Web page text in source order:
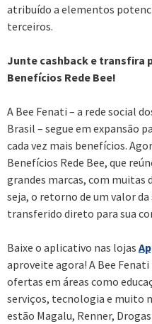
atribuído a elementos
terceiros.
Junte cashback e transfira
Benefícios Rede Bee!
A Bee Fenati – a rede social
Brasil – segue em expansão
cada vez mais benefícios.
Benefícios Rede Bee, que
grandes marcas, com muitas
seja, o retorno de um valor
transferido direto para sua
Baixe o aplicativo nas lojas
aproveite agora! A Bee
ofertas em áreas como
serviços, tecnologia e muito
estão Magalu, Renner,